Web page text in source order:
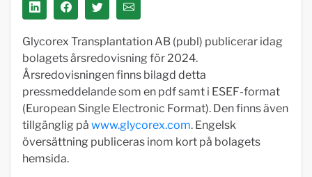
Glycorex Transplantation AB (publ) publicerar idag
bolagets årsredovisning för 2024.
Årsredovisningen finns bilagd detta
pressmeddelande som en pdf samt i ESEF-format
(European Single Electronic Format). Den finns även
tillgänglig på www.glycorex.com. Engelsk
översättning publiceras inom kort på bolagets
hemsida.